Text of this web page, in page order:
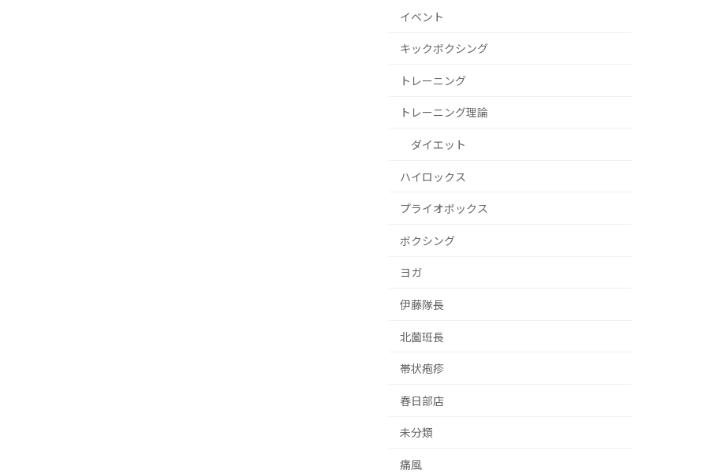
イベント
キックボクシング
トレーニング
トレーニング理論
ダイエット
ハイロックス
プライオボックス
ボクシング
ヨガ
伊藤隊長
北薗班長
帯状疱疹
春日部店
未分類
痛風